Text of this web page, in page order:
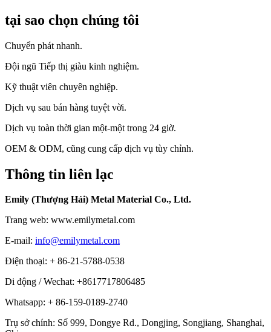
tại sao chọn chúng tôi
Chuyển phát nhanh.
Đội ngũ Tiếp thị giàu kinh nghiệm.
Kỹ thuật viên chuyên nghiệp.
Dịch vụ sau bán hàng tuyệt vời.
Dịch vụ toàn thời gian một-một trong 24 giờ.
OEM & ODM, cũng cung cấp dịch vụ tùy chỉnh.
Thông tin liên lạc
Emily (Thượng Hải) Metal Material Co., Ltd.
Trang web: www.emilymetal.com
E-mail: info@emilymetal.com
Điện thoại: + 86-21-5788-0538
Di động / Wechat: +8617717806485
Whatsapp: + 86-159-0189-2740
Trụ sở chính: Số 999, Dongye Rd., Dongjing, Songjiang, Shanghai,